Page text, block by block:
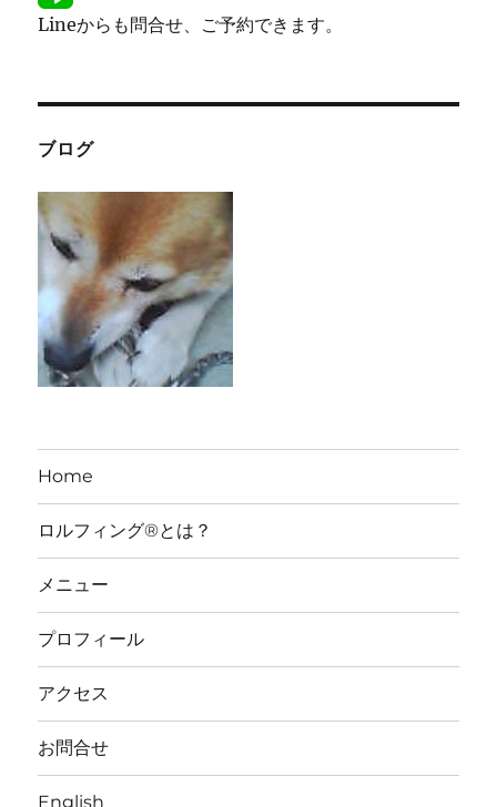
Lineからも問合せ、ご予約できます。
ブログ
Home
ロルフィング®とは？
メニュー
プロフィール
アクセス
お問合せ
English